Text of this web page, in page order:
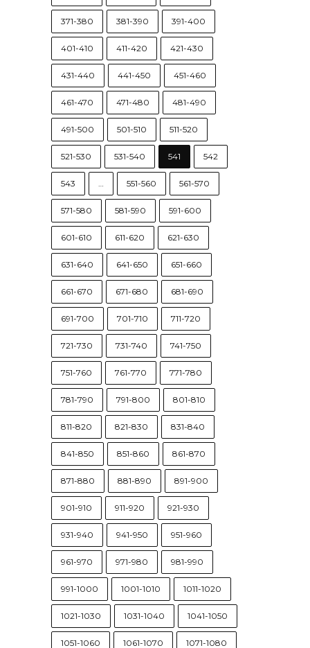
371-380 381-390 391-400
401-410 411-420 421-430
431-440 441-450 451-460
461-470 471-480 481-490
491-500 501-510 511-520
521-530 531-540 541 542
543 551-560 561-570
571-580 581-590 591-600
601-610 611-620 621-630
631-640 641-650 651-660
661-670 671-680 681-690
691-700 701-710 711-720
721-730 731-740 741-750
751-760 761-770 771-780
781-790 791-800 801-810
811-820 821-830 831-840
841-850 851-860 861-870
871-880 881-890 891-900
901-910 911-920 921-930
931-940 941-950 951-960
961-970 971-980 981-990
991-1000 1001-1010 1011-1020
1021-1030 1031-1040 1041-1050
1051-1060 1061-1070 1071-1080